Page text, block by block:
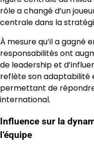
rôle a changé d’un
centrale dans la
À mesure qu’il a gagné
responsabilités ont
de leadership et
reflète son adaptabilité
permettant de
international.
Influence sur la
l’équipe